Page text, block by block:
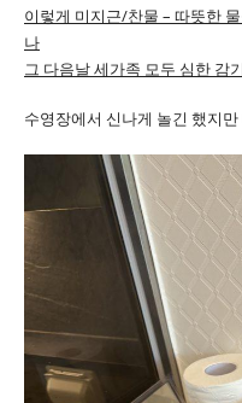
이렇게 미지근/찬물 – 따뜻한
나
그 다음날 세가족 모두 심한 감
수영장에서 신나게 놀긴 했지